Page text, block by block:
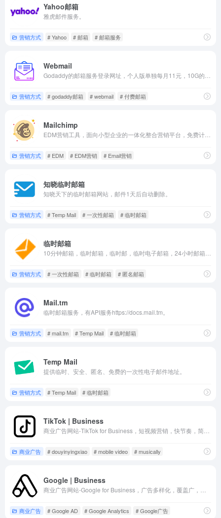
Yahoo邮箱
雅虎邮件服务。
营销方式 # Yahoo # 邮箱 # 邮箱服务
Webmail
营销方式 # godaddy邮箱 # webmail # 付费邮箱
Mailchimp
营销方式 # EDM # EDM营销 # Email营销
知晓临时邮箱
知晓天下的临时邮箱网站，邮件1天后自动删除。
营销方式 # Temp Mail # 一次性邮箱 # 临时邮箱
临时邮箱
营销方式 # 一次性邮箱 # 临时邮箱 # 匿名邮箱
Mail.tm
临时邮箱服务，有API服务https://docs.mail.tm。
营销方式 # mail.tm # Temp Mail # 临时邮箱
Temp Mail
提供临时、安全、匿名、免费的一次性电子邮件地址。
营销方式 # Temp Mail # 临时邮箱
TikTok | Business
商业广告 # douyinyingxiao # mobile video # musically
Google | Business
商业广告 # Google AD # Google Analytics # Google广告